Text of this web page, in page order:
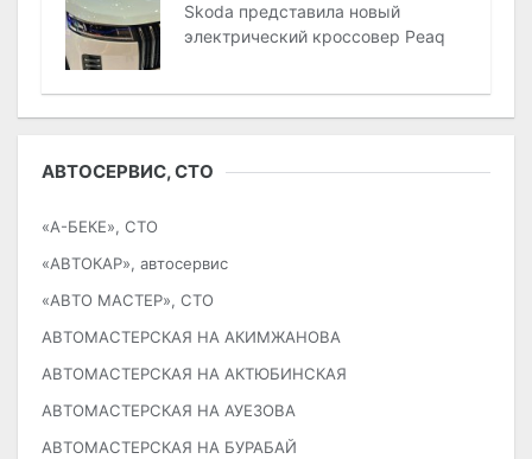
Skoda представила новый
электрический кроссовер Peaq
АВТОСЕРВИС, СТО
«А-БЕКЕ», СТО
«АВТОКАР», автосервис
«АВТО МАСТЕР», СТО
АВТОМАСТЕРСКАЯ НА АКИМЖАНОВА
АВТОМАСТЕРСКАЯ НА АКТЮБИНСКАЯ
АВТОМАСТЕРСКАЯ НА АУЕЗОВА
АВТОМАСТЕРСКАЯ НА БУРАБАЙ